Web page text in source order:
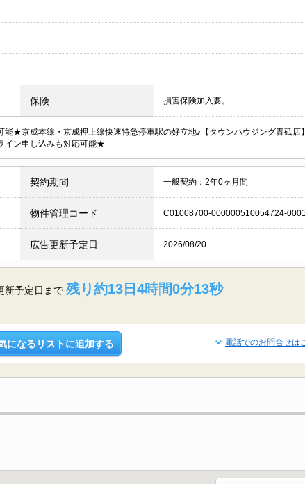
保険 損害保険加入要。
★京成本線・京成押上線快速特急停車駅の好立地♪【タウンハウジング青砥店
イン申し込みも対応可能★
契約期間 一般契約：2年0ヶ月間
物件管理コード C01008700-000000510054724-0001
広告更新予定日 2026/08/20
新予定日まで 残り約13日4時間0分12秒
になるリストに追加する 電話でのお問合せは